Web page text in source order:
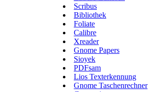
Scribus
Bibliothek
Foliate
Calibre
Xreader
Gnome Papers
Sioyek
PDFsam
Lios Texterkennung
Gnome Taschenrechner